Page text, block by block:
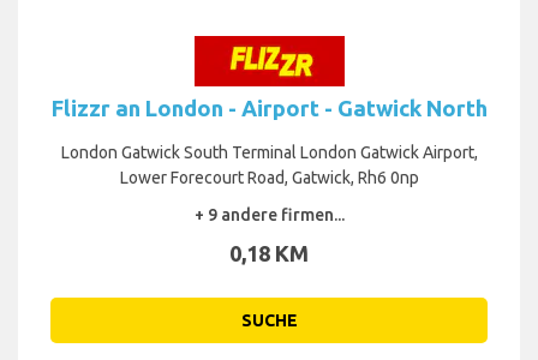
Flizzr an London - Airport - Gatwick North
London Gatwick South Terminal London Gatwick Airport,
Lower Forecourt Road, Gatwick, Rh6 0np
+ 9 andere firmen...
0,18 KM
SUCHE